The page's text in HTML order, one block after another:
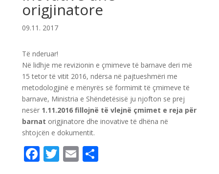
origjinatore
09.11. 2017
Të nderuar!
Në lidhje me revizionin e çmimeve të barnave deri më
15 tetor të vitit 2016, ndërsa në pajtueshmëri me
metodologjinë e mënyrës së formimit të çmimeve të
barnave, Ministria e Shëndetësisë ju njofton se prej
nesër 1.11.2016 fillojnë të vlejnë çmimet e reja për
barnat origjinatore dhe inovative të dhëna në
shtojcën e dokumentit.
F T E S